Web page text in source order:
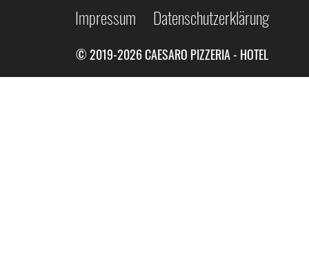
Impressum Datenschutzerklärung
© 2019-2026 CAESARO PIZZERIA - HOTEL